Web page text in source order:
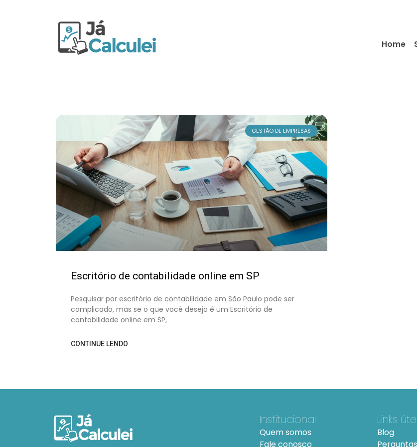
Home
GESTÃO DE EMPRESAS
Escritório de contabilidade online em SP
Pesquisar por escritório de contabilidade em São Paulo pode ser
complicado, mas se o que você deseja é um Escritório de
contabilidade online em SP,
CONTINUE LENDO
Institucional
Quem somos
Fale conosco
Links
Blog